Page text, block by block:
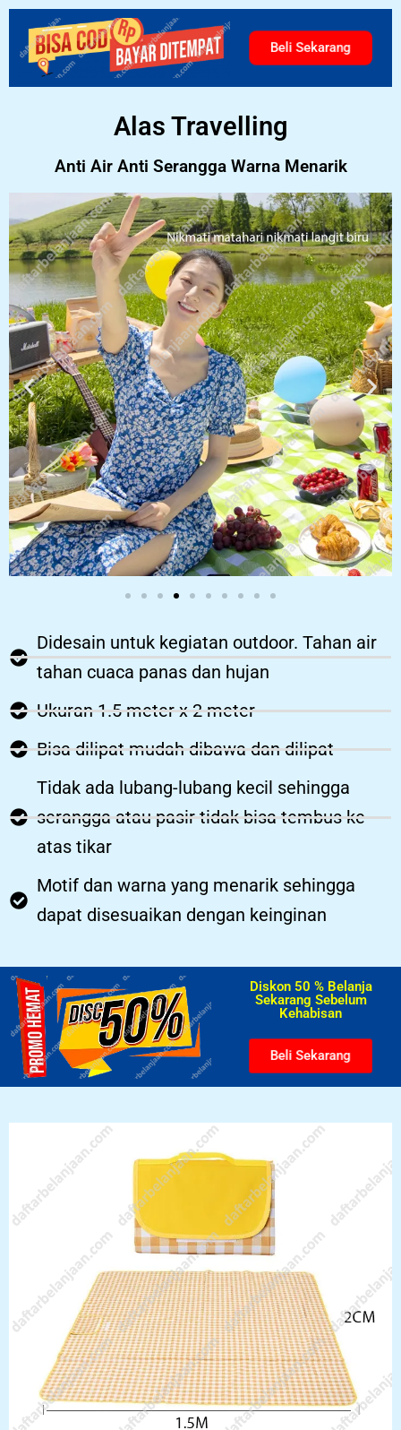
Beli Sekarang
Alas Travelling
Anti Air Anti Serangga Warna Menarik
Didesain untuk kegiatan outdoor. Tahan air
tahan cuaca panas dan hujan
Ukuran 1.5 meter x 2 meter
Bisa dilipat mudah dibawa dan dilipat
Tidak ada lubang-lubang kecil sehingga
serangga atau pasir tidak bisa tembus ke
atas tikar
Motif dan warna yang menarik sehingga
dapat disesuaikan dengan keinginan
Diskon 50 % Belanja
Sekarang Sebelum
Kehabisan​
Beli Sekarang